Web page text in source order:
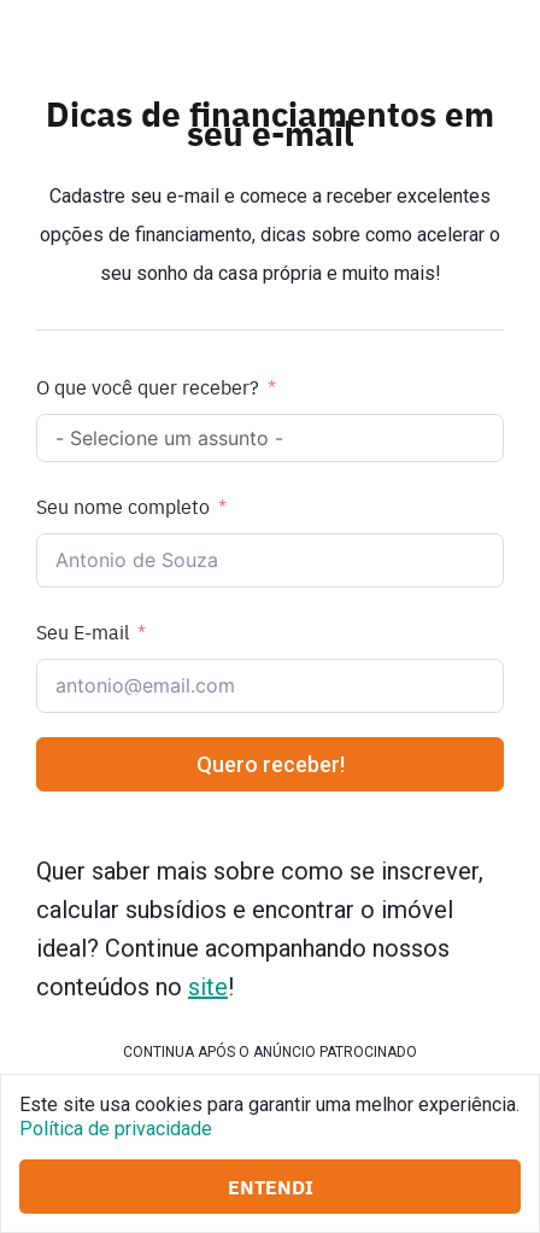
Dicas de financiamentos em
seu e-mail
Cadastre seu e-mail e comece a receber excelentes
opções de financiamento, dicas sobre como acelerar o
seu sonho da casa própria e muito mais!
O que você quer receber?
Seu nome completo
Seu E-mail
Quero receber!
Quer saber mais sobre como se inscrever,
calcular subsídios e encontrar o imóvel
ideal? Continue acompanhando nossos
conteúdos no site!
CONTINUA APÓS O ANÚNCIO PATROCINADO
Este site usa cookies para garantir uma melhor experiência.
Política de privacidade
ENTENDI